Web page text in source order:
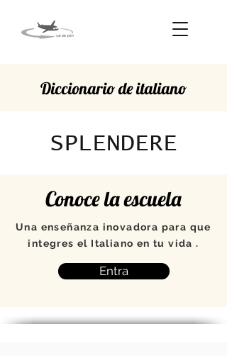
Diccionario de italiano
SPLENDERE
Conoce la escuela
Una enseñanza inovadora para que
integres el Italiano en tu vida .
Entra